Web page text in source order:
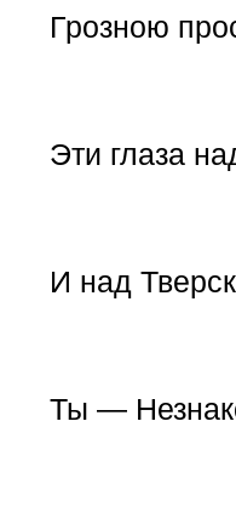
Грозною
Эти глаза
И над
Ты —